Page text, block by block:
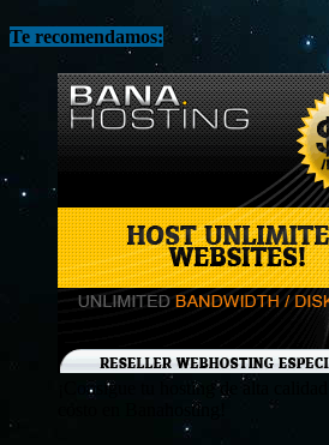
Te recomendamos:
¡Consigue tu hosting de alta calidad
costo en Banahosting!